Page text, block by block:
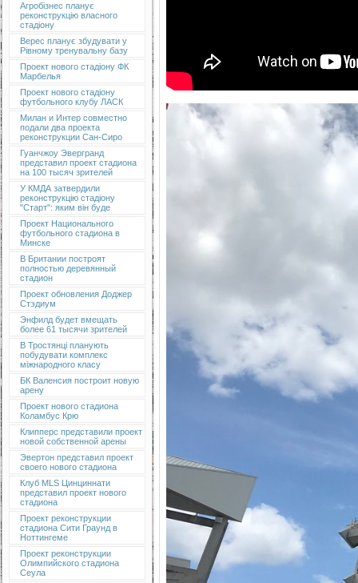
Агробізнес планує
реконструкцію власного
стадіону
Верес планує збудувати у
Рівному тренувальну базу
Проект нового стадіону ФК
Марбелья
Проект нового стадіону
футбольного клубу ЛАСК
Милан и Интер совместно
подали два проекта
реконструкции Сан-Сиро
Гуанчжоу Эвергранд
представил проект стадиона
на 100 тысяч зрителей
У КМДА затвердили
реконструкцію стадіону
"Старт": яким він буде
Проект Национального
футбольного стадиона в
Минске
В Британии построят
полностью деревянный
стадион
Проект обновления Доджер
Стэдиум
Энфилд будет вмещать
более 61 тысячи зрителей
В Тростянці планують
побудувати комплекс
міжнародного класу
БК Валенсия построит новую
арену
Проект нового стадиона
Коламбус Крю
Клипперс представили проект
новой собственной арены
Эвертон представил проект
своего нового стадиона
Клуб MLS Цинциннати
представил проект нового
стадиона
Проект реконструкции
стадиона Сити Граунд в
Ноттингеме
Проект реконструкции
Олимпийского стадиона
Сеула